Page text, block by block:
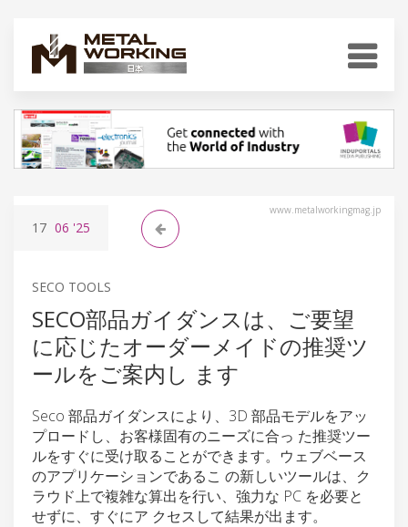
www.metalworkingmag.jp
17 06 '25
SECO TOOLS
SECO部品ガイダンスは、ご要望
に応じたオーダーメイドの推奨ツ
ールをご案内し ます
Seco 部品ガイダンスにより、3D 部品モデルをアッ
プロードし、お客様固有のニーズに合っ た推奨ツー
ルをすぐに受け取ることができます。ウェブベース
のアプリケーションであるこ の新しいツールは、ク
ラウド上で複雑な算出を行い、強力な PC を必要と
せずに、すぐにア クセスして結果が出ます。